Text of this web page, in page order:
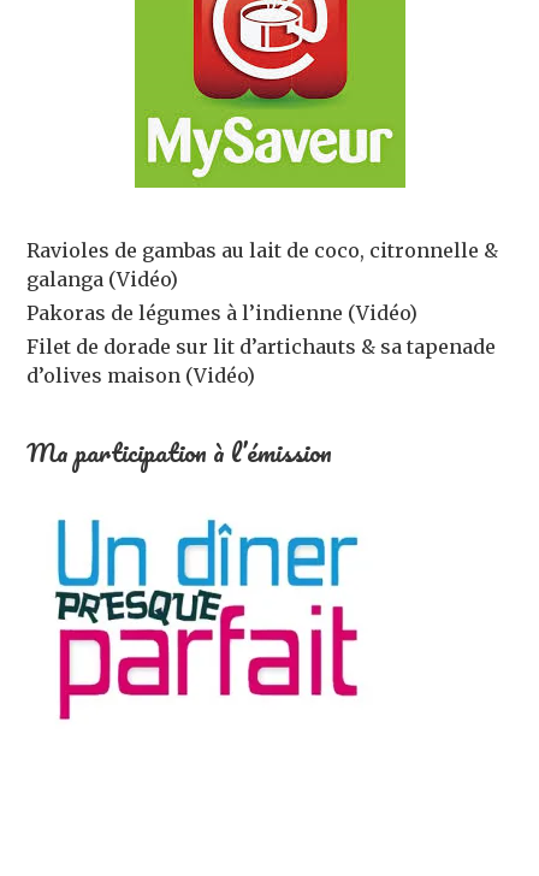
Ravioles de gambas au lait de coco, citronnelle &
galanga (Vidéo)
Pakoras de légumes à l’indienne (Vidéo)
Filet de dorade sur lit d’artichauts & sa tapenade
d’olives maison (Vidéo)
Ma participation à l’émission